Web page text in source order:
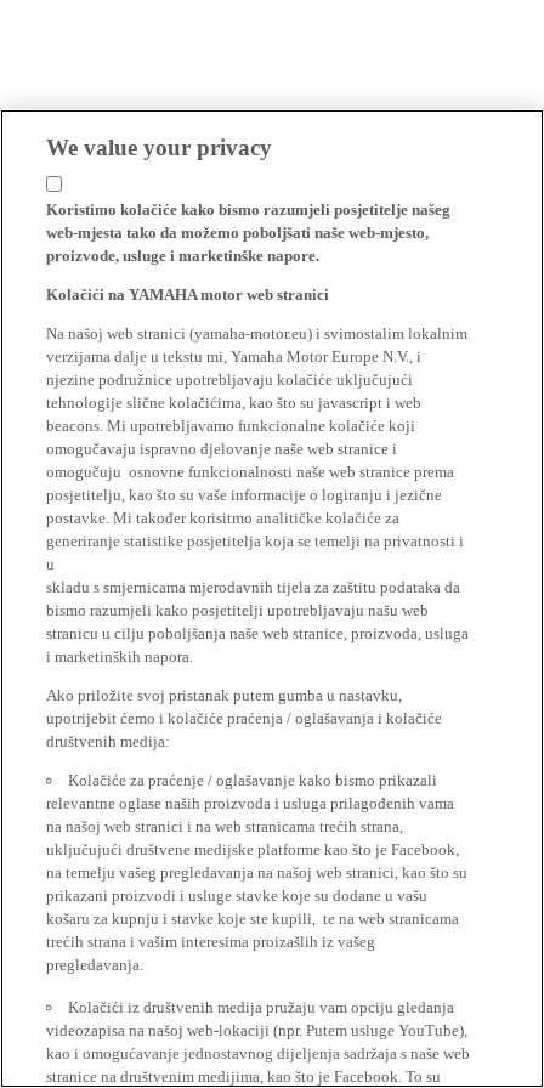
We value your privacy
Koristimo kolačiće kako bismo razumjeli posjetitelje našeg
web-mjesta tako da možemo poboljšati naše web-mjesto,
proizvode, usluge i marketinške napore.
Kolačići na YAMAHA motor web stranici
Na našoj web stranici (yamaha-motor.eu) i svimostalim lokalnim
verzijama dalje u tekstu mi, Yamaha Motor Europe N.V., i
njezine podružnice upotrebljavaju kolačiće uključujući
tehnologije slične kolačićima, kao što su javascript i web
beacons. Mi upotrebljavamo funkcionalne kolačiće koji
omogučavaju ispravno djelovanje naše web stranice i
omogučuju osnovne funkcionalnosti naše web stranice prema
posjetitelju, kao što su vaše informacije o logiranju i jezične
postavke. Mi također korisitmo analitičke kolačiće za
generiranje statistike posjetitelja koja se temelji na privatnosti i
u
skladu s smjernicama mjerodavnih tijela za zaštitu podataka da
bismo razumjeli kako posjetitelji upotrebljavaju našu web
stranicu u cilju poboljšanja naše web stranice, proizvoda, usluga
i marketinških napora.
Ako priložite svoj pristanak putem gumba u nastavku,
upotrijebit ćemo i kolačiće praćenja / oglašavanja i kolačiće
društvenih medija:
Kolačiće za praćenje / oglašavanje kako bismo prikazali
relevantne oglase naših proizvoda i usluga prilagođenih vama
na našoj web stranici i na web stranicama trećih strana,
uključujući društvene medijske platforme kao što je Facebook,
na temelju vašeg pregledavanja na našoj web stranici, kao što su
prikazani proizvodi i usluge stavke koje su dodane u vašu
košaru za kupnju i stavke koje ste kupili, te na web stranicama
trećih strana i vašim interesima proizašlih iz vašeg
pregledavanja.
Kolačići iz društvenih medija pružaju vam opciju gledanja
videozapisa na našoj web-lokaciji (npr. Putem usluge YouTube),
kao i omogućavanje jednostavnog dijeljenja sadržaja s naše web
stranice na društvenim medijima, kao što je Facebook. To su